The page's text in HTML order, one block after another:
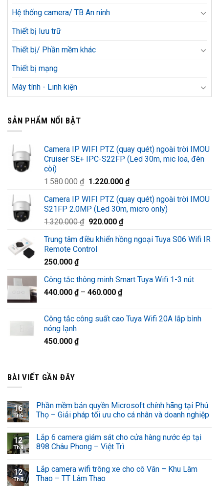
Hệ thống camera/ TB An ninh
Thiết bị lưu trữ
Thiết bị/ Phần mềm khác
Thiết bị mạng
Máy tính - Linh kiện
SẢN PHẨM NỔI BẬT
Camera IP WIFI PTZ (quay quét) ngoài trời IMOU
Cruiser SE+ IPC-S22FP (Led 30m, mic loa, đèn
còi)
1.580.000₫ Giá
là:
1.580.000 ₫.
1.220.000 ₫Giá
tại
là:
Camera IP WIFI PTZ (quay quét) ngoài trời IMOU
S21FP 2.0MP (Led 30m, micro only)
1.320.000₫ Giá
là:
1.320.000 ₫.
920.000 ₫Giá
tại
Trung tâm điều khiển hồng ngoại Tuya S06 Wifi IR
Remote Control
250.000 ₫
Công tắc thông minh Smart Tuya Wifi 1-3 nút
440.000 ₫– 460.000 ₫
Công tắc công suất cao Tuya Wifi 20A lắp bình
nóng lạnh
450.000 ₫
BÀI VIẾT GẦN ĐÂY
16
Th5
Phần mềm bản quyền Microsoft chính hãng tại Phú
Thọ – Giải pháp tối ưu cho cá nhân và doanh nghiệp
12
Th8
Lắp 6 camera giám sát cho cửa hàng nước ép tại
898 Châu Phong – Việt Trì
12
Th8
Lắp camera wifi trông xe cho cô Vân – Khu Lâm
Thao – TT Lâm Thao